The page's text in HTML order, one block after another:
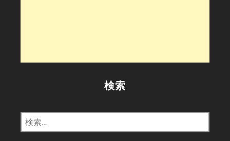
検索
検
索: